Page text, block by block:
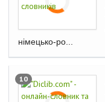
німецько-ро...
10